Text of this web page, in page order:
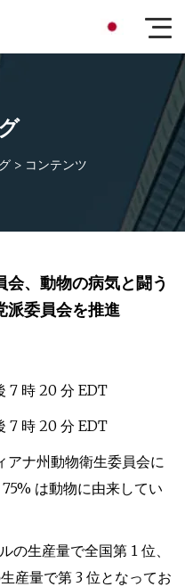
> コンテンツ
、動物の病気と闘う
派委員会を推進
7 時 20 分 EDT
7 時 20 分 EDT
ナ州動物衛生委員会に
は動物に由来してい
の生産量で全国第 1 位、
産量で第 3 位となってお